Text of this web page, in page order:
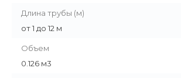
Длина трубы (м)
от 1 до 12 м
Объем
0.126 м3